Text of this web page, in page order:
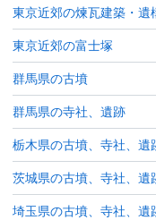
東京近郊の煉瓦建築・遺
東京近郊の富士塚
群馬県の古墳
群馬県の寺社、遺跡
栃木県の古墳、寺社、遺
茨城県の古墳、寺社、遺
埼玉県の古墳、寺社、遺